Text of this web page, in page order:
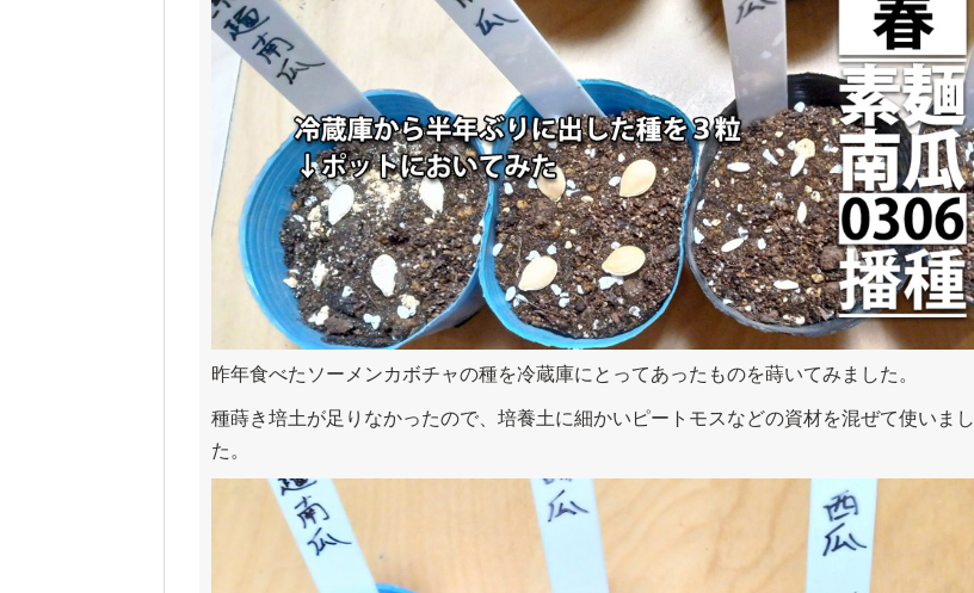
昨年食べたソーメンカボチャの種を冷蔵庫にとってあったものを蒔いてみました。
種蒔き培土が足りなかったので、培養土に細かいピートモスなどの資材を混ぜて使いまし
た。